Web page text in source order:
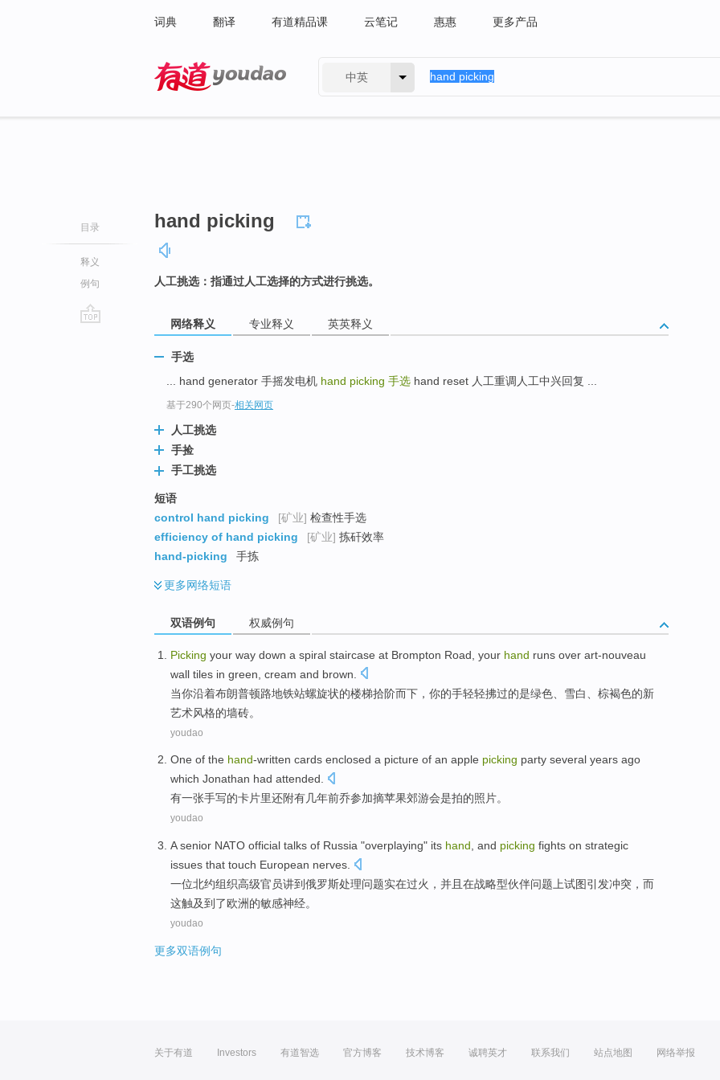
词典 翻译 有道精品课 云笔记 惠惠 更多产品
中英
目录
释义
例句
hand picking
人工挑选：指通过人工选择的方式进行挑选。
网络释义 专业释义 英英释义
手选
... hand generator 手摇发电机 hand picking 手选 hand reset 人工重调人工中兴回复 ...
基于290个网页-相关网页
人工挑选
手捡
手工挑选
短语
control hand picking
[矿业] 检查性手选
efficiency of hand picking
[矿业] 拣矸效率
hand-picking
手拣
更多网络短语
双语例句 权威例句
Picking your way down a spiral staircase at Brompton Road your hand runs over art-nouveau
wall tiles in green , cream and brown
当你沿着布朗普顿路地铁站螺旋状的楼梯拾阶而下，你的手轻轻拂过的是绿色 、雪白、棕褐色的新
艺术风格的墙砖。
youdao
One of the hand-written cards enclosed a picture of an apple picking party several years ago
which Jonathan had attended.
有一张手写的卡片里还附有几年前乔参加摘苹果郊游会是拍的照片。
youdao
A senior NATO official talks of Russia "overplaying" its hand and picking fights on strategic
issues that touch European nerves
一位北约组织高级官员讲到俄罗斯处理问题实在过火， 并且 在战略型伙伴问题上试图引发冲突 ，而
这触及到了欧洲的敏感神经。
youdao
更多双语例句
关于有道 Investors 有道智选 官方博客 技术博客 诚聘英才 联系我们 站点地图 网络举报